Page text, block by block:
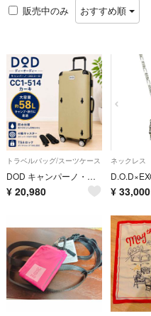
販売中のみ おすすめ順
トラベルバッグ/スーツケース
DOD キャンパーノ・コロコーロ 防水スーツケース 58L 大型 4輪 TSA
¥ 20,980
ネックレス
¥ 33,000